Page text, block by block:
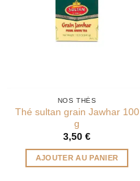
NOS THÉS
Thé sultan grain Jawhar 100
g
3,50 €
AJOUTER AU PANIER